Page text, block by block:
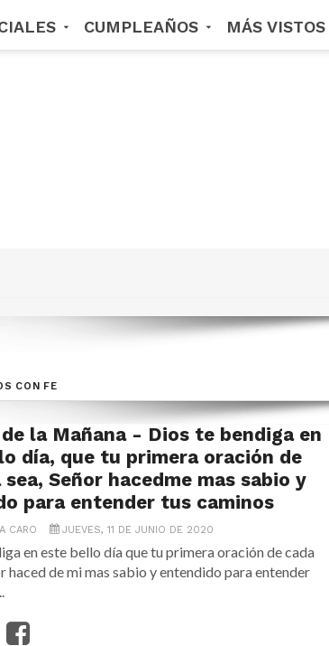
CUMPLEAÑOS MÁS VISTOS
CON FE
la Mañana - Dios te bendiga en
día, que tu primera oración de
sea, Señor hacedme mas sabio y
para entender tus caminos
CARO JUEVES, 11 DE JUNIO DE 2020
en este bello día que tu primera oración de cada
haced de mi mas sabio y entendido para entender